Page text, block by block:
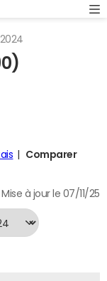
Comparer
Mise à jour le 07/11/25